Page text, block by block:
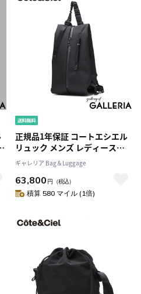
正規品1年保証 コートエシエル
リュック メンズ レディース
Cote&Ciel バッグ バックパック
A4 かっこいい 斜めがけ コンパ
クト おしゃれ 個性的 ナイロン
耐水 17L リュックサック Dala
ギャレリア Bag＆Luggage
63,800 円 （税込）
積算 580 マイル (1倍)